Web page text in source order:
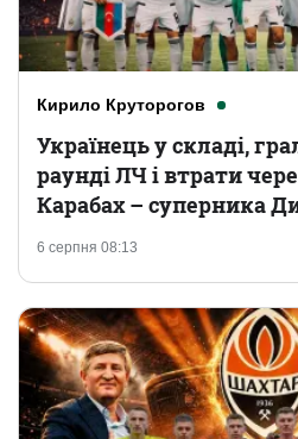
Кирило Круторогов
6 серпня 08:13
Українець у складі,
раунді ЛЧ і втрати
Карабах – суперника